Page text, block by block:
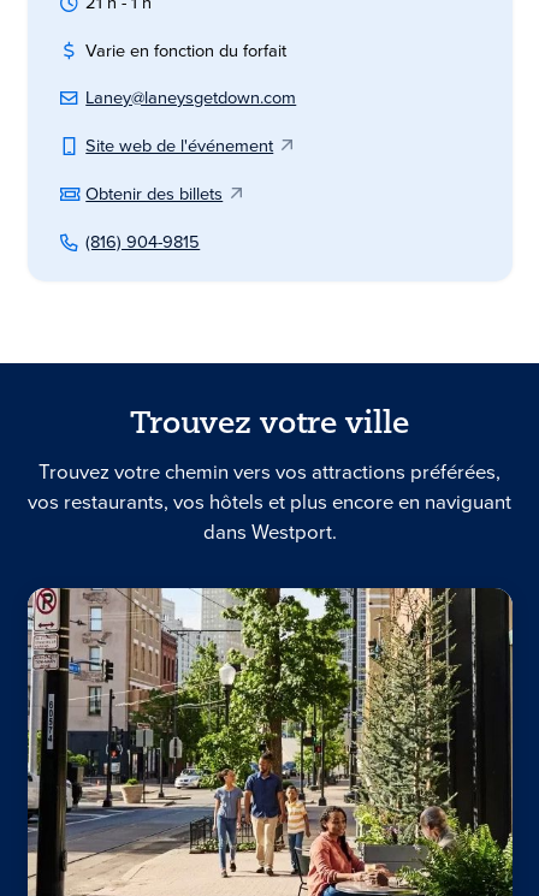
Varie en fonction du forfait
Laney@laneysgetdown.com
Site web de l'événement
Obtenir des billets
(816) 904-9815
Trouvez votre ville
Trouvez votre chemin vers vos attractions préférées,
vos restaurants, vos hôtels et plus encore en naviguant
dans Westport.